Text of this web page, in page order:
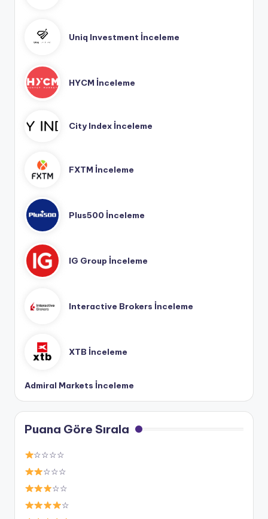
Uniq Investment İnceleme
HYCM İnceleme
City Index İnceleme
FXTM İnceleme
Plus500 İnceleme
IG Group İnceleme
Interactive Brokers İnceleme
XTB İnceleme
Admiral Markets İnceleme
Puana Göre Sırala
☆☆☆☆
☆☆☆
☆☆
☆